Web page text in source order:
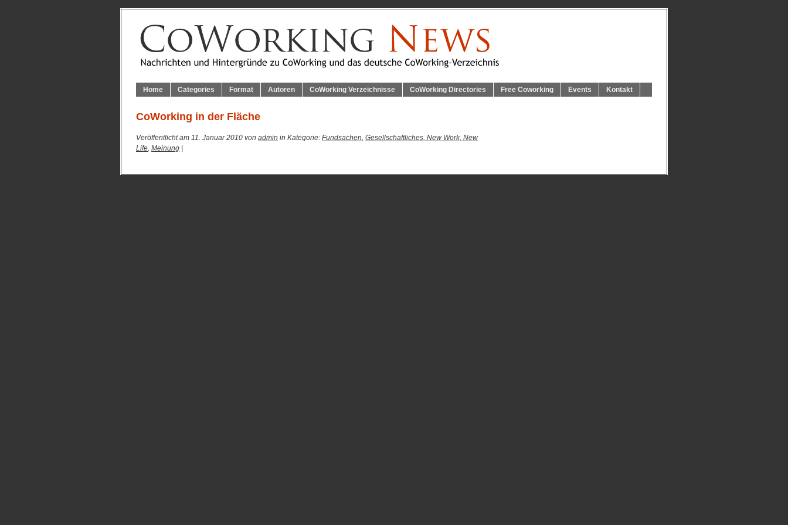
Home Categories Format Autoren CoWorking Verzeichnisse CoWorking Directories Free Coworking Events Kontakt
CoWorking in der Fläche
Veröffentlicht am 11. Januar 2010 von admin in Kategorie: Fundsachen, Gesellschaftliches, New Work, New
Life, Meinung